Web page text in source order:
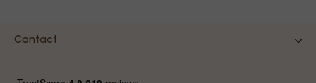
Contact